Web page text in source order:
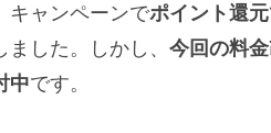
キャンペーンでポイント還
した。しかし、 今回の料
中です。